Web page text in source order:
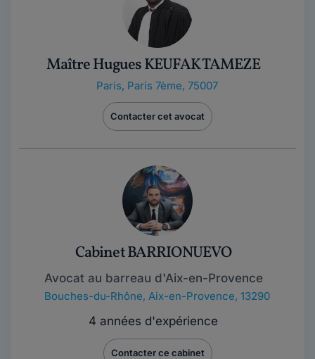
Maître Hugues KEUFAK TAMEZE
Paris, Paris 7ème, 75007
Contacter cet avocat
Cabinet BARRIONUEVO
Avocat au barreau d'Aix-en-Provence
Bouches-du-Rhône, Aix-en-Provence, 13290
4 années d'expérience
Contacter ce cabinet